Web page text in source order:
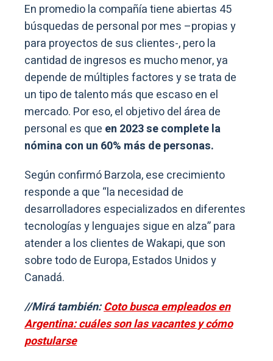
En promedio la compañía tiene abiertas 45
búsquedas de personal por mes –propias y
para proyectos de sus clientes-, pero la
cantidad de ingresos es mucho menor, ya
depende de múltiples factores y se trata de
un tipo de talento más que escaso en el
mercado. Por eso, el objetivo del área de
personal es que en 2023 se complete la
nómina con un 60% más de personas.
Según confirmó Barzola, ese crecimiento
responde a que “la necesidad de
desarrolladores especializados en diferentes
tecnologías y lenguajes sigue en alza” para
atender a los clientes de Wakapi, que son
sobre todo de Europa, Estados Unidos y
Canadá.
//Mirá también:Coto busca empleados en
Argentina: cuáles son las vacantes y cómo
postularse